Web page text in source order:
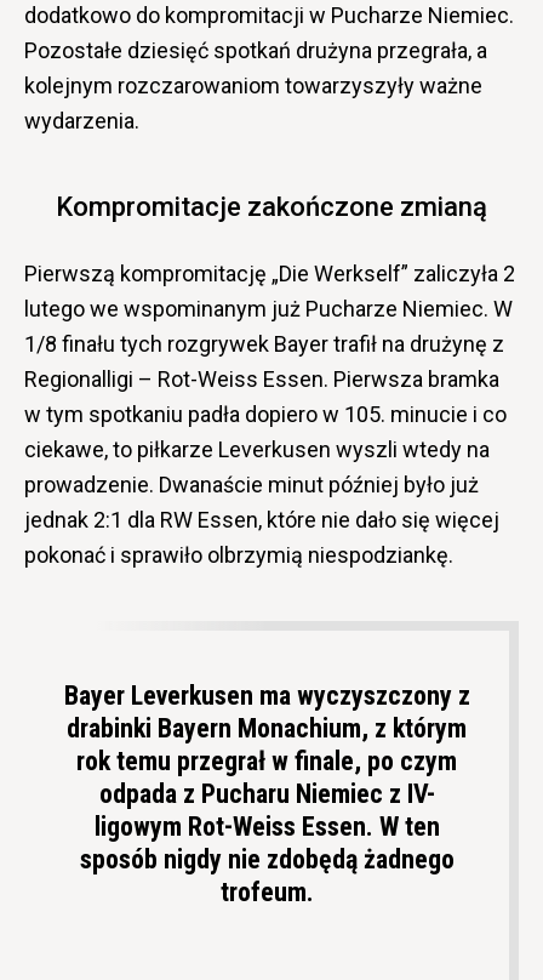
dodatkowo do kompromitacji w Pucharze Niemiec.
Pozostałe dziesięć spotkań drużyna przegrała, a
kolejnym rozczarowaniom towarzyszyły ważne
wydarzenia.
Kompromitacje zakończone zmianą
Pierwszą kompromitację „Die Werkself” zaliczyła 2
lutego we wspominanym już Pucharze Niemiec. W
1/8 finału tych rozgrywek Bayer trafił na drużynę z
Regionalligi – Rot-Weiss Essen. Pierwsza bramka
w tym spotkaniu padła dopiero w 105. minucie i co
ciekawe, to piłkarze Leverkusen wyszli wtedy na
prowadzenie. Dwanaście minut później było już
jednak 2:1 dla RW Essen, które nie dało się więcej
pokonać i sprawiło olbrzymią niespodziankę.
Bayer Leverkusen ma wyczyszczony z
drabinki Bayern Monachium, z którym
rok temu przegrał w finale, po czym
odpada z Pucharu Niemiec z IV-
ligowym Rot-Weiss Essen. W ten
sposób nigdy nie zdobędą żadnego
trofeum.